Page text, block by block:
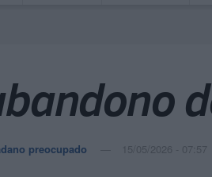
preocupado 15/05/2026 - 07:57